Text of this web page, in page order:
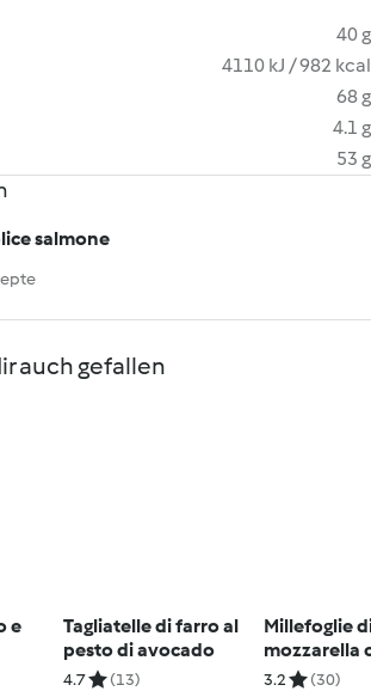
40 g
4110 kJ / 982 kcal
68 g
4.1 g
53 g
salmone
auch gefallen
e
Tagliatelle di farro al
pesto di avocado
4.7 (13)
Millefoglie
mozzarella
di sedano
3.2 (30)